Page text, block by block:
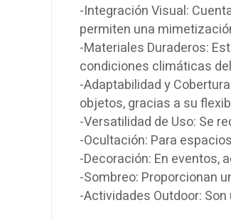
-Integración Visual:
permiten una
-Materiales Duraderos:
condiciones climáticas
-Adaptabilidad y
objetos, gracias a su
-Versatilidad de Uso: Se
-Ocultación: Para
-Decoración: En eventos,
-Sombreo: Proporcionan
-Actividades Outdoor: